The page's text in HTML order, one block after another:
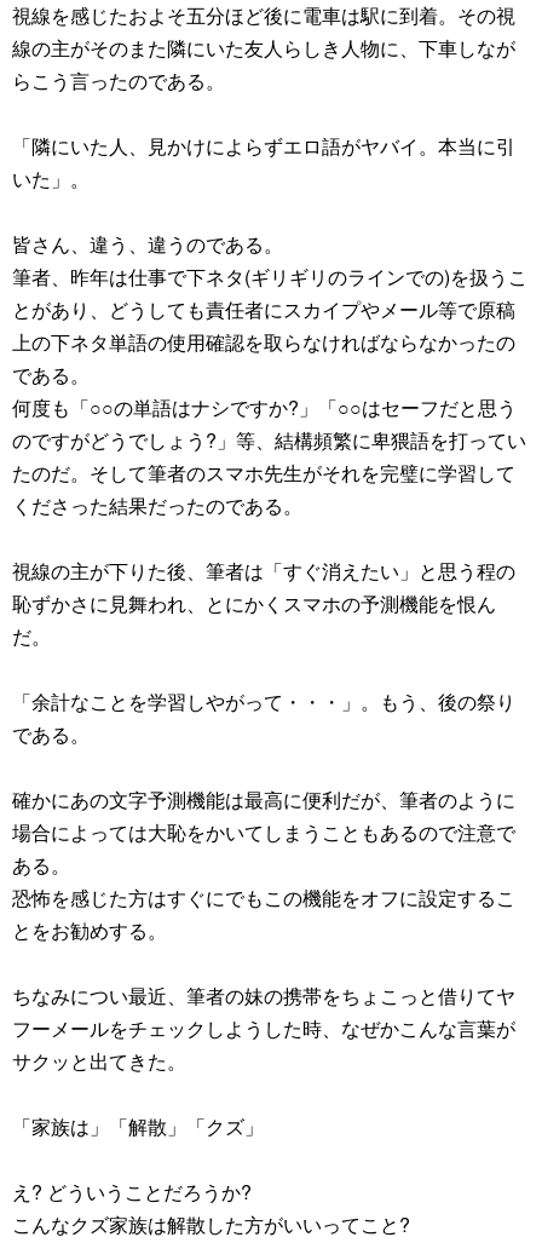
視線を感じたおよそ五分ほど後に電車は駅に到着。その視
線の主がそのまた隣にいた友人らしき人物に、下車しなが
らこう言ったのである。
「隣にいた人、見かけによらずエロ語がヤバイ。本当に引
いた」。
皆さん、違う、違うのである。
筆者、昨年は仕事で下ネタ(ギリギリのラインでの)を扱うこ
とがあり、どうしても責任者にスカイプやメール等で原稿
上の下ネタ単語の使用確認を取らなければならなかったの
である。
何度も「○○の単語はナシですか?」「○○はセーフだと思う
のですがどうでしょう?」等、結構頻繁に卑猥語を打ってい
たのだ。そして筆者のスマホ先生がそれを完璧に学習して
くださった結果だったのである。
視線の主が下りた後、筆者は「すぐ消えたい」と思う程の
恥ずかさに見舞われ、とにかくスマホの予測機能を恨ん
だ。
「余計なことを学習しやがって・・・」。もう、後の祭り
である。
確かにあの文字予測機能は最高に便利だが、筆者のように
場合によっては大恥をかいてしまうこともあるので注意で
ある。
恐怖を感じた方はすぐにでもこの機能をオフに設定するこ
とをお勧めする。
ちなみについ最近、筆者の妹の携帯をちょこっと借りてヤ
フーメールをチェックしようした時、なぜかこんな言葉が
サクッと出てきた。
「家族は」「解散」「クズ」
え? どういうことだろうか?
こんなクズ家族は解散した方がいいってこと?